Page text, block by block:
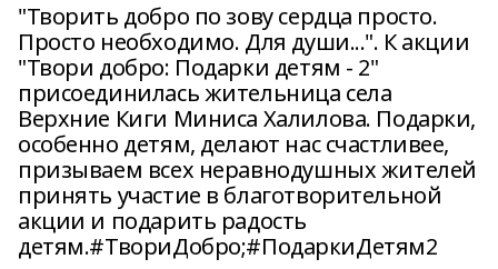
"Творить добро по зову сердца просто.
Просто необходимо. Для души...". К акции
"Твори добро: Подарки детям - 2"
присоединилась жительница села
Верхние Киги Миниса Халилова. Подарки,
особенно детям, делают нас счастливее,
призываем всех неравнодушных жителей
принять участие в благотворительной
акции и подарить радость
детям.#ТвориДобро;#ПодаркиДетям2